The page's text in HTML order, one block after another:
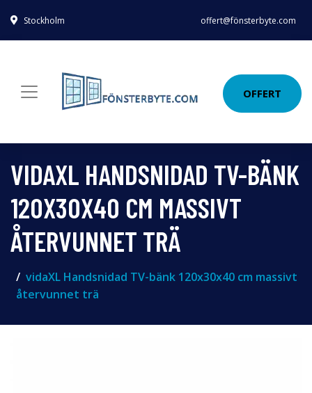
Stockholm offert@fönsterbyte.com
OFFERT
VIDAXL HANDSNIDAD TV-BÄNK
120X30X40 CM MASSIVT
ÅTERVUNNET TRÄ
vidaXL Handsnidad TV-bänk 120x30x40 cm massivt
återvunnet trä